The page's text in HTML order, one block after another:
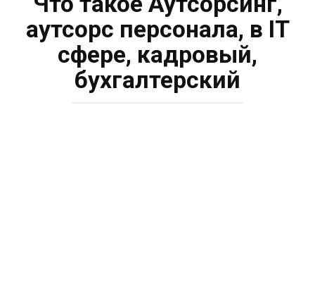
аутсорс персонала, в IT
сфере, кадровый,
бухгалтерский